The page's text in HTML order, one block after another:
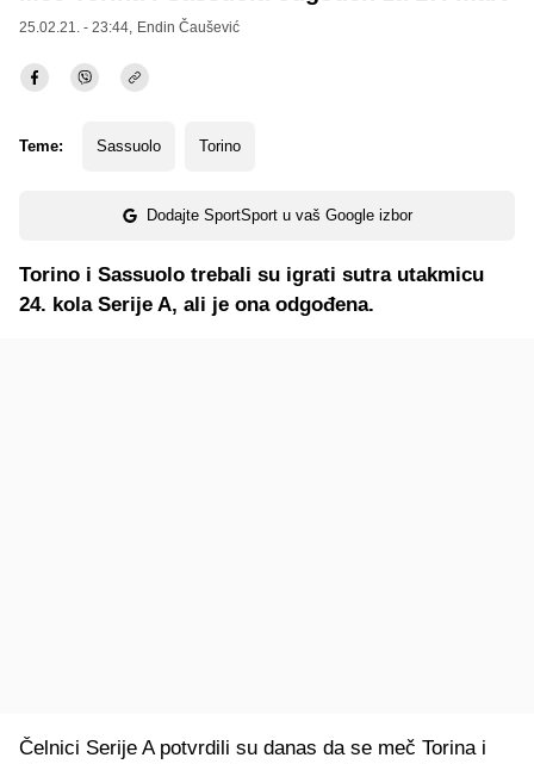
25.02.21. - 23:44, Endin Čaušević
Teme: Sassuolo Torino
Dodajte SportSport u vaš Google izbor
Torino i Sassuolo trebali su igrati sutra utakmicu
24. kola Serije A, ali je ona odgođena.
Čelnici Serije A potvrdili su danas da se meč Torina i